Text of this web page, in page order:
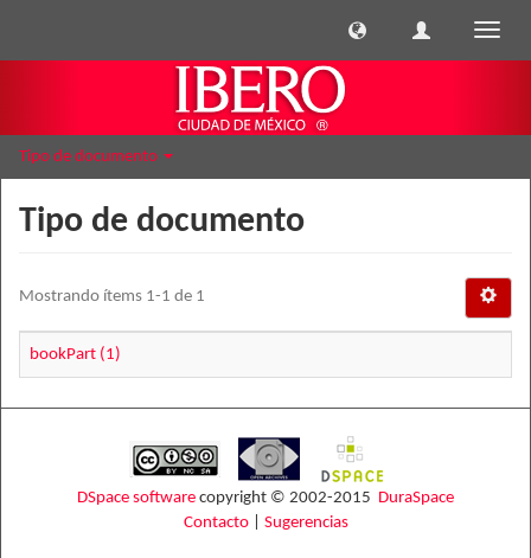
Tipo de documento
Tipo de documento
Mostrando ítems 1-1 de 1
bookPart (1)
DSpace software copyright © 2002-2015 DuraSpace
Contacto| Sugerencias